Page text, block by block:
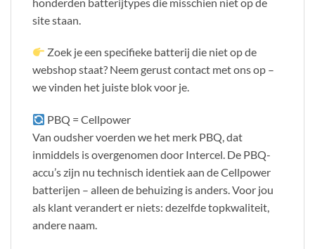
site staan.
Zoek je een specifieke batterij die niet op de
webshop staat? Neem gerust contact met ons op –
we vinden het juiste blok voor je.
PBQ = Cellpower
Van oudsher voerden we het merk PBQ, dat
inmiddels is overgenomen door Intercel. De PBQ-
accu’s zijn nu technisch identiek aan de Cellpower
batterijen – alleen de behuizing is anders. Voor jou
als klant verandert er niets: dezelfde topkwaliteit,
andere naam.